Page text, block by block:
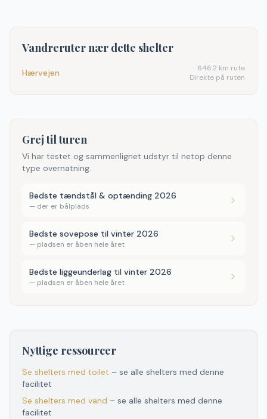
Vandreruter nær dette shelter
Hærvejen 646.2 km rute
Direkte på ruten
Grej til turen
Vi har testet og sammenlignet udstyr til netop denne
type overnatning.
Bedste tændstål & optænding 2026
— der er bålplads
Bedste sovepose til vinter 2026
— pladsen er åben hele året
Bedste liggeunderlag til vinter 2026
— pladsen er åben hele året
Nyttige ressourcer
Se shelters med toilet – se alle shelters med denne
facilitet
Se shelters med vand – se alle shelters med denne
facilitet